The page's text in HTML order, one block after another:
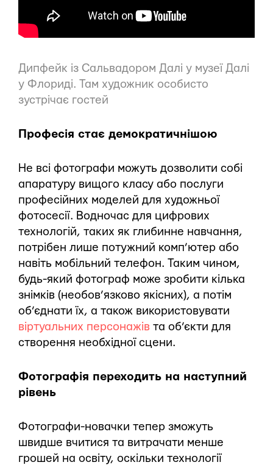
Дипфейк із Сальвадором Далі у музеї Далі
у Флориді. Там художник особисто
зустрічає гостей
Професія стає демократичнішою
Не всі фотографи можуть дозволити собі
апаратуру вищого класу або послуги
професійних моделей для художньої
фотосесії. Водночас для цифрових
технологій, таких як глибинне навчання,
потрібен лише потужний комп’ютер або
навіть мобільний телефон. Таким чином,
будь-який фотограф може зробити кілька
знімків (необов’язково якісних), а потім
об’єднати їх, а також використовувати
віртуальних персонажів та об’єкти для
створення необхідної сцени.
Фотографія переходить на наступний
рівень
Фотографи-новачки тепер зможуть
швидше вчитися та витрачати менше
грошей на освіту, оскільки технології